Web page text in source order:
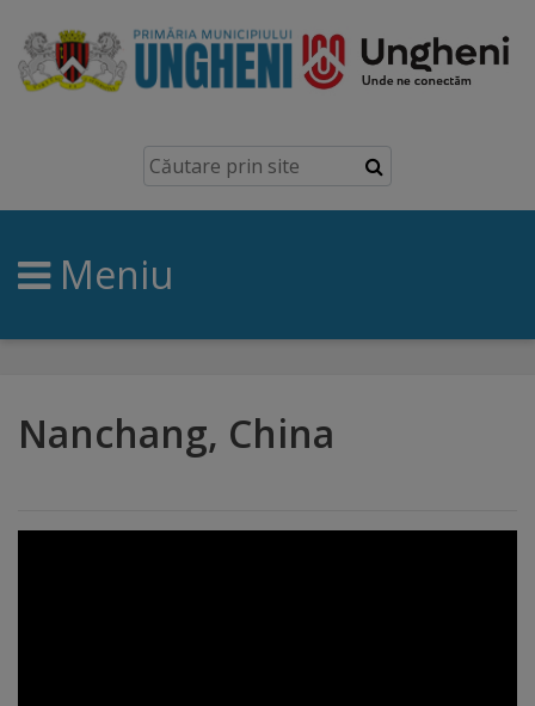
Ungheni
Prezentare
generală
Simbolurile
brand
înfrățite
Meniu
Nanchang, China